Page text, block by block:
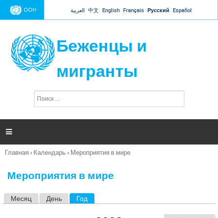
Jump to navigation
ООН العربية 中文 English Français Русский Español
Беженцы и
мигранты
п
и

Вы
Главная › Календарь › Мероприятия в мире
Мероприятия в мире
Месяц День Год